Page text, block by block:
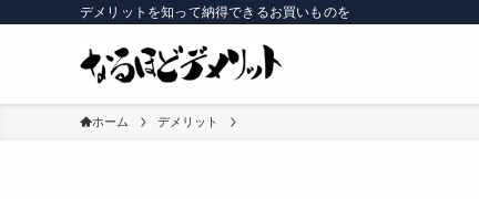
デメリットを知って納得できるお買いものを
ホーム デメリット